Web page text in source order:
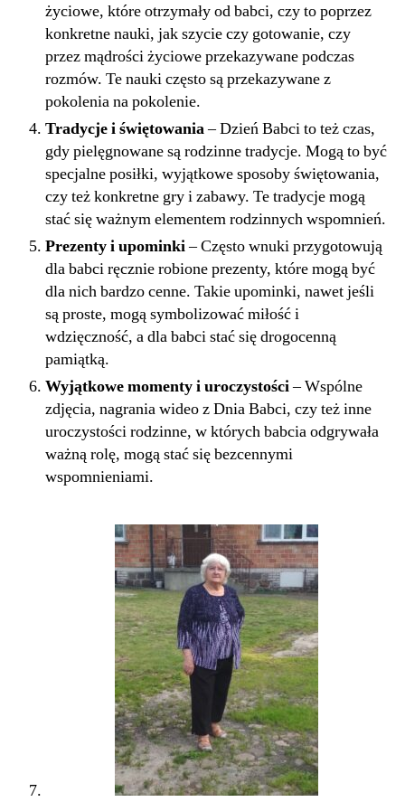
życiowe, które otrzymały od babci, czy to poprzez
konkretne nauki, jak szycie czy gotowanie, czy
przez mądrości życiowe przekazywane podczas
rozmów. Te nauki często są przekazywane z
pokolenia na pokolenie.
Tradycje i świętowania– Dzień Babci to też czas,
gdy pielęgnowane są rodzinne tradycje. Mogą to być
specjalne posiłki, wyjątkowe sposoby świętowania,
czy też konkretne gry i zabawy. Te tradycje mogą
stać się ważnym elementem rodzinnych wspomnień.
Prezenty i upominki– Często wnuki przygotowują
dla babci ręcznie robione prezenty, które mogą być
dla nich bardzo cenne. Takie upominki, nawet jeśli
są proste, mogą symbolizować miłość i
wdzięczność, a dla babci stać się drogocenną
pamiątką.
Wyjątkowe momenty i uroczystości– Wspólne
zdjęcia, nagrania wideo z Dnia Babci, czy też inne
uroczystości rodzinne, w których babcia odgrywała
ważną rolę, mogą stać się bezcennymi
wspomnieniami.